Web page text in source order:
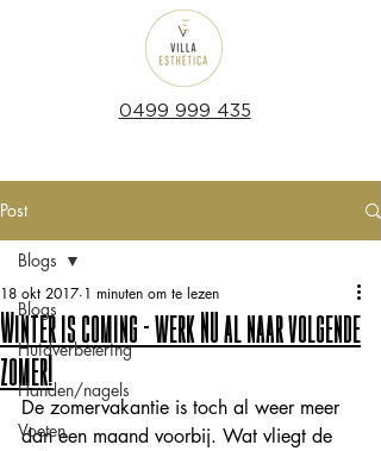
0499 999 435
Post
Blogs
Huidverbetering
Handen/nagels
Voeten
Blogs
Winter is coming - werk NU al naar volgende
zomer!
18 okt 2017 1 minuten om te lezen
De zomervakantie is toch al weer meer
dan een maand voorbij. Wat vliegt de